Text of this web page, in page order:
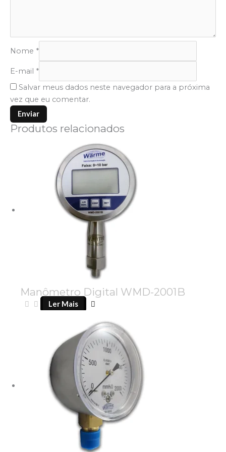
Nome *
E-mail *
Salvar meus dados neste navegador para a próxima
vez que eu comentar.
Produtos relacionados
Manômetro Digital WMD-2001B
Ler Mais